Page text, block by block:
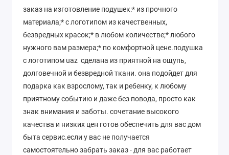
заказ на изготовление подушек:* из прочного
материала;* с логотипом из качественных,
безвредных красок;* в любом количестве;* любого
нужного вам размера;* по комфортной цене.подушка
с логотипом uaz сделана из приятной на ощупь,
долговечной и безвредной ткани. она подойдет для
подарка как взрослому, так и ребенку, к любому
приятному событию и даже без повода, просто как
знак внимания и заботы. сочетание высокого
качества и низких цен готов обеспечить для вас дом
быта сервис.если у вас не получается
самостоятельно забрать заказ - для вас работает